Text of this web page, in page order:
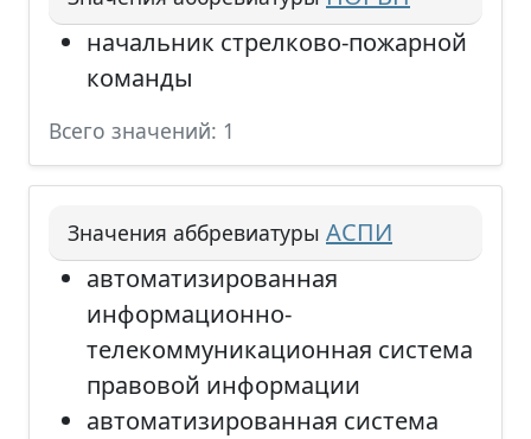
начальник стрелково-пожарной
команды
Всего значений: 1
Значения аббревиатуры АСПИ
автоматизированная
информационно-
телекоммуникационная система
правовой информации
автоматизированная система